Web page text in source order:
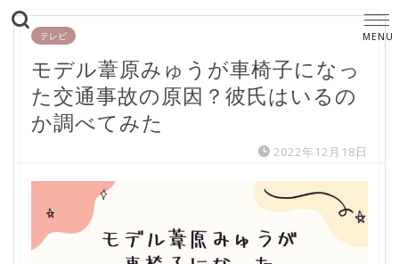
テレビ
モデル葦原みゅうが車椅子になっ
た交通事故の原因？彼氏はいるの
か調べてみた
2022年12月18日